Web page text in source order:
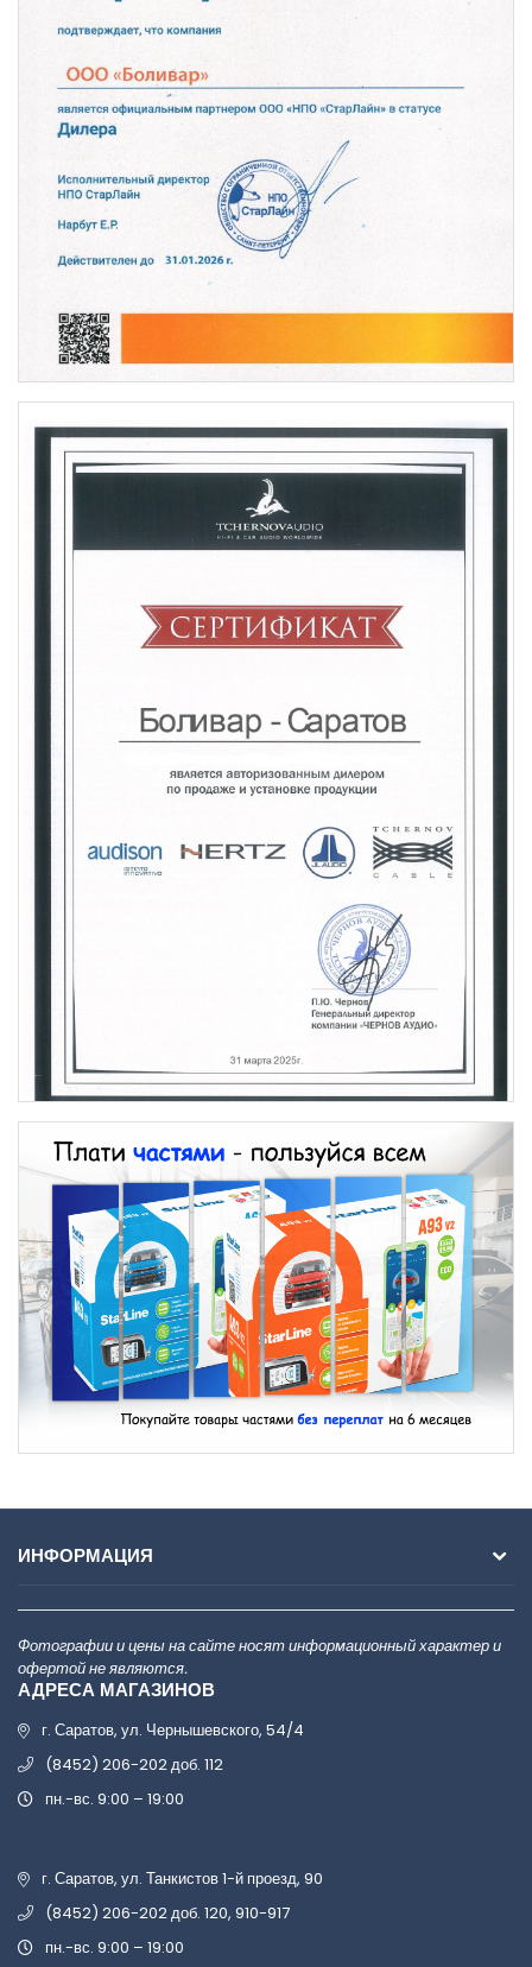
ИНФОРМАЦИЯ
Фотографии и цены на сайте носят информационный характер и
офертой не являются.
АДРЕСА МАГАЗИНОВ
г. Саратов, ул. Чернышевского, 54/4
(8452) 206-202 доб. 112
пн.-вс. 9:00 – 19:00
г. Саратов, ул. Танкистов 1-й проезд, 90
(8452) 206-202 доб. 120, 910-917
пн.-вс. 9:00 – 19:00